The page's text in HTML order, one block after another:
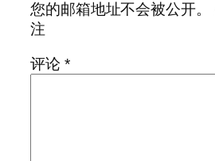
您的邮箱地址不会被公开。
注
评论 *